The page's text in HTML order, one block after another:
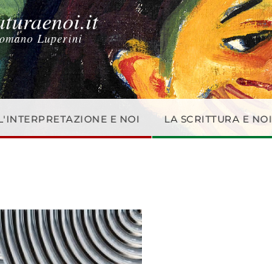
Luperini
E NOI LA SCRITTURA E NOI